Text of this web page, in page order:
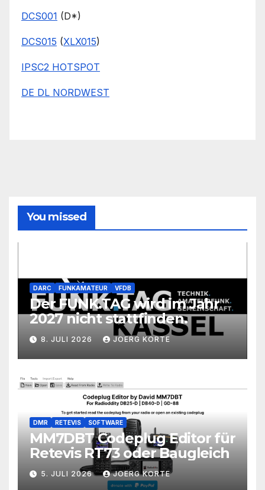
DCS001 (D*)
DCS015 (XLX015)
IPSC2 HOTSPOT
DE DL NORDWEST
You missed
DARC FUNKAMATEUR VFDB
Der FUNK.TAG wird im Jahr
2027 nicht stattfinden.
8. JULI 2026 JOERG KORTE
DMR RETEVIS SOFTWARE
MM7DBT Codeplug Editor für
Retevis RT73 oder Baugleich
5. JULI 2026 JOERG KORTE